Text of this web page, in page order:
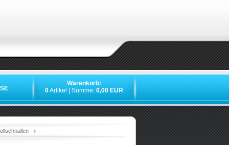
Warenkorb:
0Artikel | Summe: 0,00 EUR